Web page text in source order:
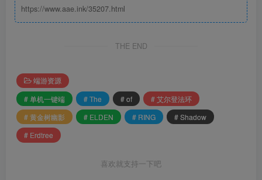
https://www.aae.ink/35207.html
THE END
端游资源
# 单机一键端
# The # of
# 艾尔登法环
# 黄金树幽影
# ELDEN # RING
# Shadow
# Erdtree
喜欢就支持一下吧